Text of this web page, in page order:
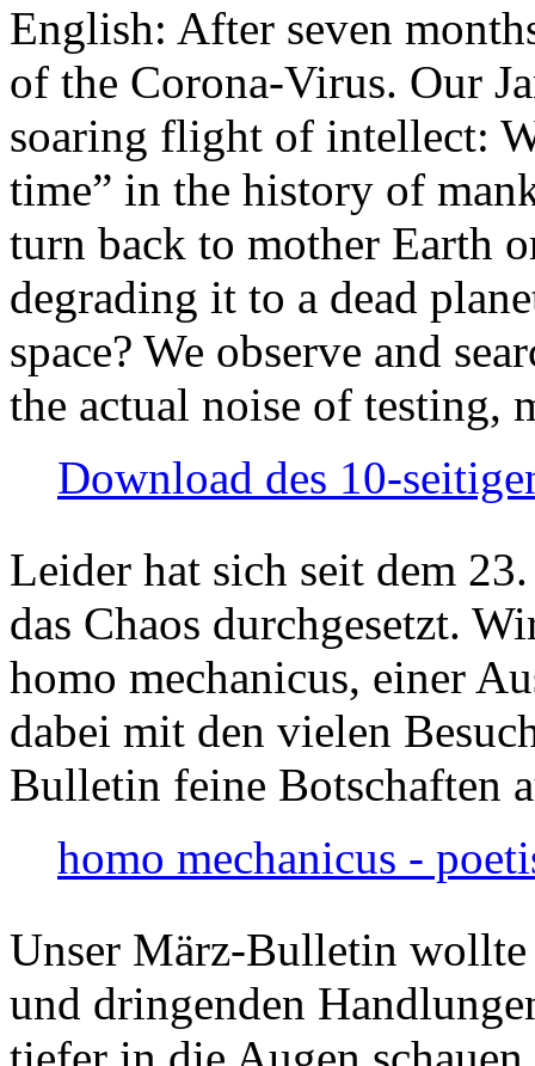
English: After seven
of the Corona-Virus. Our
soaring flight of intellect:
time” in the history of
turn back to mother Earth
degrading it to a dead
space? We observe and
the actual noise of testing,
Download des 10-
Leider hat sich seit dem
das Chaos durchgesetzt.
homo mechanicus, einer
dabei mit den vielen
Bulletin feine Botschaften
homo mechanicus -
Unser März-Bulletin
und dringenden